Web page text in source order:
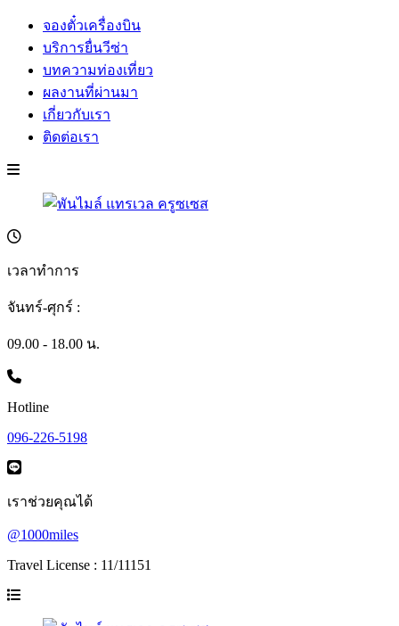
จองตั๋วเครื่องบิน
บริการยื่นวีซ่า
บทความท่องเที่ยว
ผลงานที่ผ่านมา
เกี่ยวกับเรา
ติดต่อเรา
เวลาทำการ
จันทร์-ศุกร์ :
09.00 - 18.00 น.
Hotline
096-226-5198
เราช่วยคุณได้
@1000miles
Travel License : 11/11151